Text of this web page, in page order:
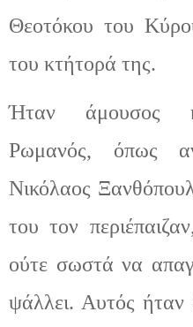
Θεοτόκου του
του κτήτορά της.
Ήταν άμουσος
Ρωμανός, όπως
Νικόλαος
του τον περιέπαιζαν,
ούτε σωστά να
ψάλλει. Αυτός ήταν